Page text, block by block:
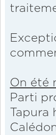
On été
Parti